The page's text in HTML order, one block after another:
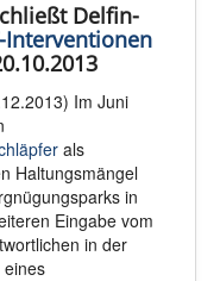
Delfin-
Interventionen
Im Juni
als
Haltungsmängel
in
Eingabe vom
in der
eines